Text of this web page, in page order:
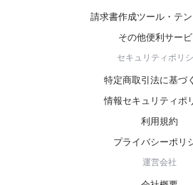
請求書作成ツール・テ
その他便利サービ
セキュリティポリ
特定商取引法に基づ
情報セキュリティポ
利用規約
プライバシーポリ
運営会社